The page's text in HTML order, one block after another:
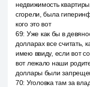
недвижимость
сгорели, была
кого это вот
69: Уже как бы в
долларах все считать,
имею ввиду, если вот
вот лежало наши
доллары были
70: Уголовка там за